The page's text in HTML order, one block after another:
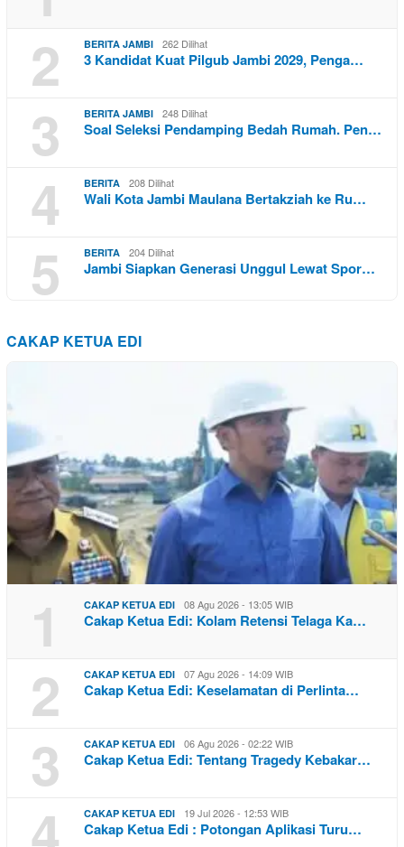
2 BERITA JAMBI 262 Dilihat
3 Kandidat Kuat Pilgub Jambi 2029, Penga…
3 BERITA JAMBI 248 Dilihat
Soal Seleksi Pendamping Bedah Rumah. Pen…
4 BERITA 208 Dilihat
Wali Kota Jambi Maulana Bertakziah ke Ru…
5 BERITA 204 Dilihat
Jambi Siapkan Generasi Unggul Lewat Spor…
CAKAP KETUA EDI
1 CAKAP KETUA EDI 08 Agu 2026 - 13:05 WIB
Cakap Ketua Edi: Kolam Retensi Telaga Ka…
2 CAKAP KETUA EDI 07 Agu 2026 - 14:09 WIB
Cakap Ketua Edi: Keselamatan di Perlinta…
3 CAKAP KETUA EDI 06 Agu 2026 - 02:22 WIB
Cakap Ketua Edi: Tentang Tragedy Kebakar…
CAKAP KETUA EDI 19 Jul 2026 - 12:53 WIB
Cakap Ketua Edi : Potongan Aplikasi Turu…